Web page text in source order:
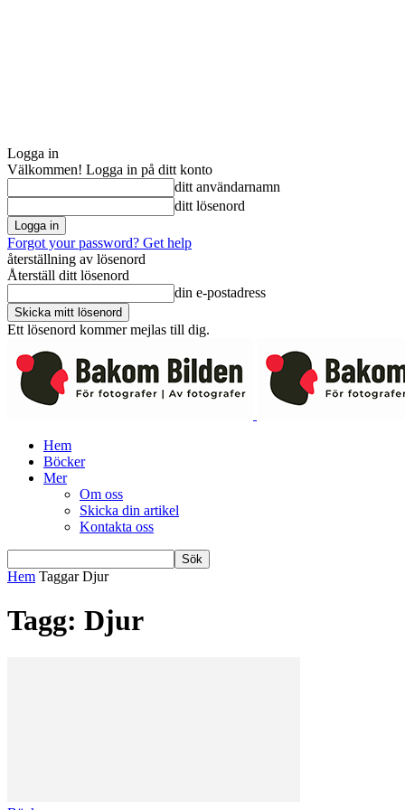
Logga in
Välkommen! Logga in på ditt konto
ditt användarnamn
ditt lösenord
Forgot your password? Get help
återställning av lösenord
Återställ ditt lösenord
din e-postadress
Ett lösenord kommer mejlas till dig.
Hem
Böcker
Mer
Om oss
Skicka din artikel
Kontakta oss
Hem Taggar Djur
Tagg: Djur